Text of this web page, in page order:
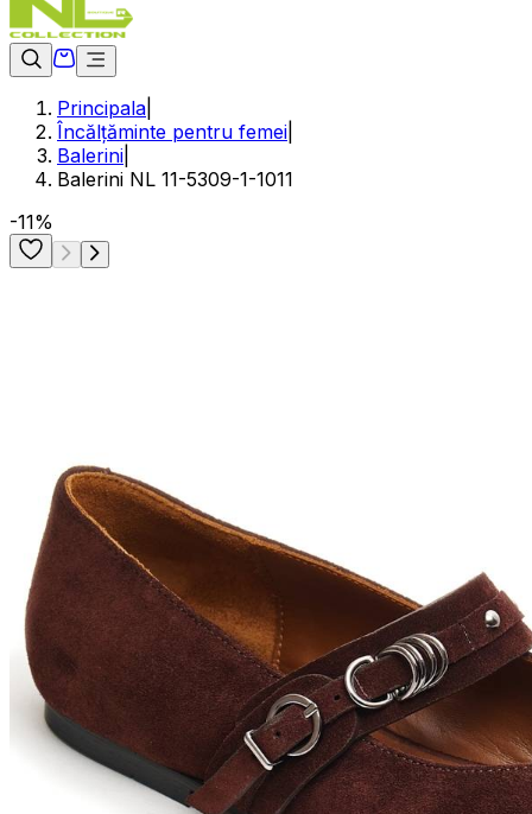
Principala
Încălțăminte pentru femei
Balerini
Balerini NL 11-5309-1-1011
-11%